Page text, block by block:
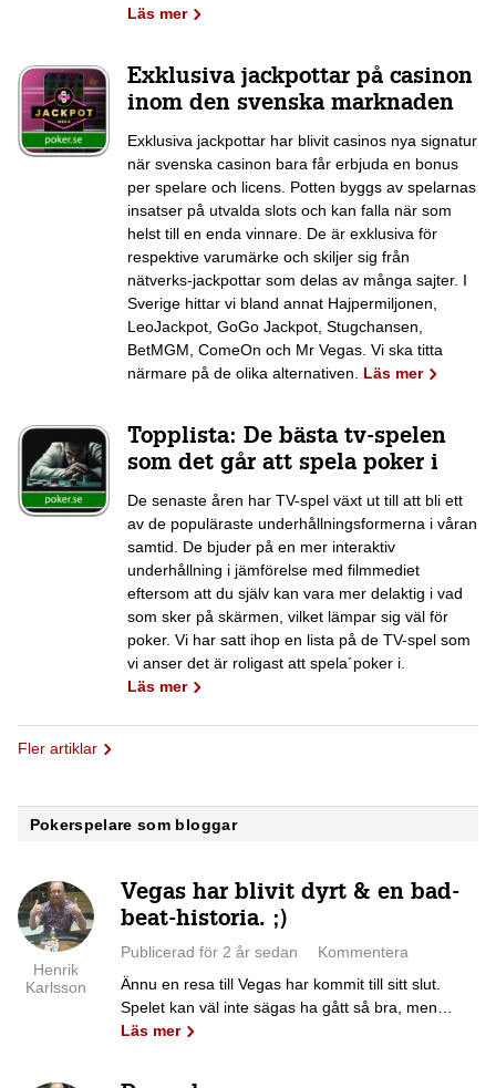
Läs mer
Exklusiva jackpottar på casinon
inom den svenska marknaden
Exklusiva jackpottar har blivit casinos nya signatur
när svenska casinon bara får erbjuda en bonus
per spelare och licens. Potten byggs av spelarnas
insatser på utvalda slots och kan falla när som
helst till en enda vinnare. De är exklusiva för
respektive varumärke och skiljer sig från
nätverks-jackpottar som delas av många sajter. I
Sverige hittar vi bland annat Hajpermiljonen,
LeoJackpot, GoGo Jackpot, Stugchansen,
BetMGM, ComeOn och Mr Vegas. Vi ska titta
närmare på de olika alternativen. Läs mer
Topplista: De bästa tv-spelen
som det går att spela poker i
De senaste åren har TV-spel växt ut till att bli ett
av de populäraste underhållningsformerna i våran
samtid. De bjuder på en mer interaktiv
underhållning i jämförelse med filmmediet
eftersom att du själv kan vara mer delaktig i vad
som sker på skärmen, vilket lämpar sig väl för
poker. Vi har satt ihop en lista på de TV-spel som
vi anser det är roligast att spela´poker i.
Läs mer
Fler artiklar
Pokerspelare som bloggar
Henrik
Karlsson
Vegas har blivit dyrt & en bad-
beat-historia. ;)
Publicerad för 2 år sedan
Kommentera
Ännu en resa till Vegas har kommit till sitt slut.
Spelet kan väl inte sägas ha gått så bra, men…
Läs mer